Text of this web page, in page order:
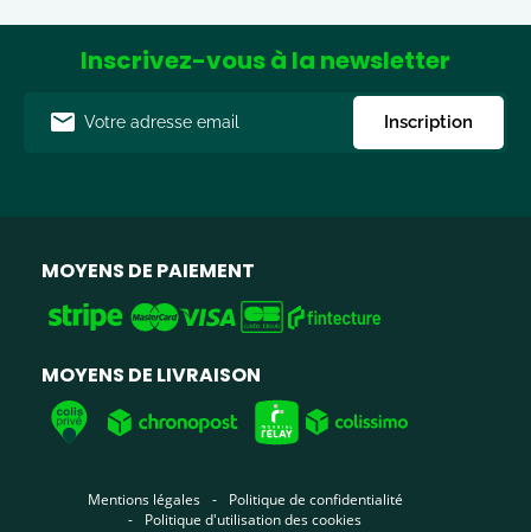
Inscrivez-vous à la newsletter
Inscription
MOYENS DE PAIEMENT
MOYENS DE LIVRAISON
Mentions légales
Politique de confidentialité
Politique d'utilisation des cookies